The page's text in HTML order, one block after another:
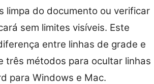
limpa do documento ou verificar
sem limites visíveis. Este
entre linhas de grade e
três métodos para ocultar linhas
para Windows e Mac.